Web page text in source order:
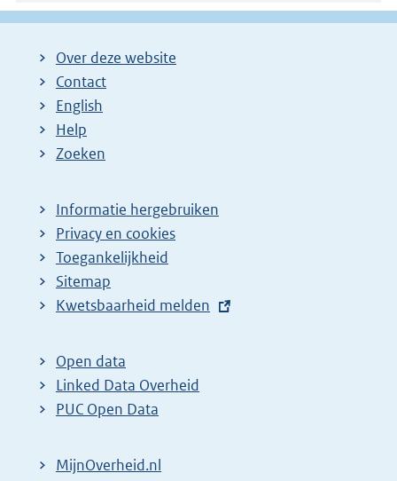
:
Over deze website
Contact
English
Help
Zoeken
Informatie hergebruiken
Privacy en cookies
Toegankelijkheid
Sitemap
E
t
e
r
l
Kwetsbaarheid melden
Open data
Linked Data Overheid
PUC Open Data
MijnOverheid.nl